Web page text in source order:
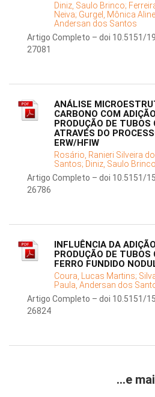
Diniz, Saulo Brinco;
Neiva; Gurgel, Mônica
Andersan dos Santos
Artigo Completo – doi 10.5151/
27081
ANÁLISE
CARBONO COM
PRODUÇÃO DE TUBOS
ATRAVÉS DO
ERW/HFIW
Rosário, Ranieri Silveira
Santos; Diniz, Saulo Brinco
Artigo Completo – doi 10.5151/
26786
INFLUÊNCIA DA
PRODUÇÃO DE TUBOS
FERRO FUNDIDO
Coura, Lucas Martins;
Paula, Andersan dos
Artigo Completo – doi 10.5151/
26824
...e